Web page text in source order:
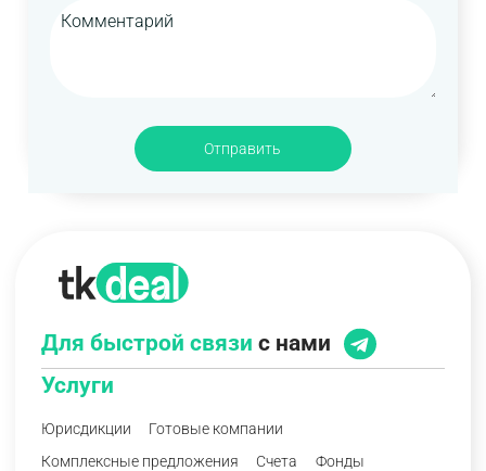
Отправить
Услуги
Юрисдикции
Готовые компании
Комплексные предложения
Счета
Фонды
Для быстрой связи с нами